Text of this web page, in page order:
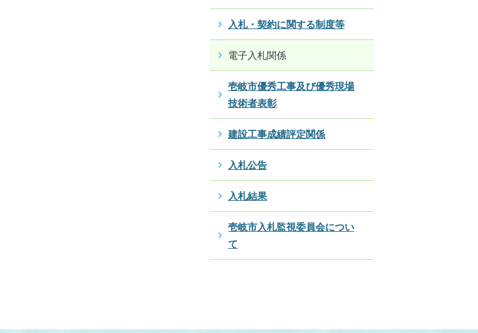
入札・契約に関する制度等
電子入札関係
壱岐市優秀工事及び優秀現場
技術者表彰
建設工事成績評定関係
入札公告
入札結果
壱岐市入札監視委員会につい
て